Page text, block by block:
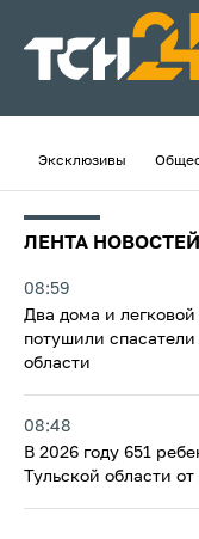
Эксклюзивы
ЛЕНТА НОВОСТЕЙ
08:59
Два дома и
потушили спасатели
области
08:48
В 2026 году 651
Тульской области